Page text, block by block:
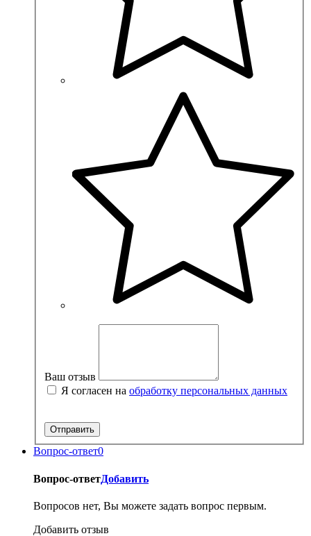
Ваш отзыв
Я согласен на обработку персональных данных
Вопрос-ответ0
Вопрос-ответДобавить
Вопросов нет, Вы можете задать вопрос первым.
Добавить отзыв